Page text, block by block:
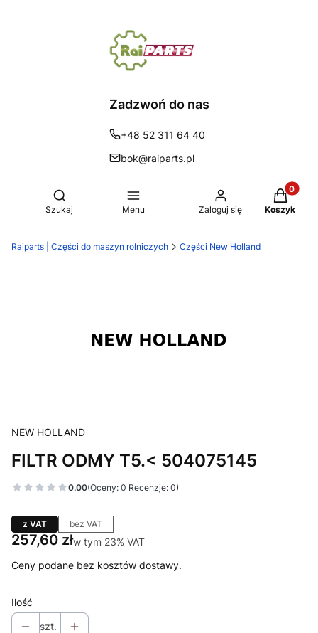
Zadzwoń do nas
+48 52 311 64 40
bok@raiparts.pl
Otwórz wyszukiwarkę
Szukaj Menu Zaloguj się Koszyk
Raiparts | Części do maszyn rolniczych Części New Holland
NEW HOLLAND
FILTR ODMY T5.< 504075145
0.00(Oceny: 0 Recenzje: 0)
z VAT bez VAT
Cena
257,60 złw tym 23% VAT
w tym 23% VAT
Ceny podane bez kosztów dostawy.
Ilość
szt.